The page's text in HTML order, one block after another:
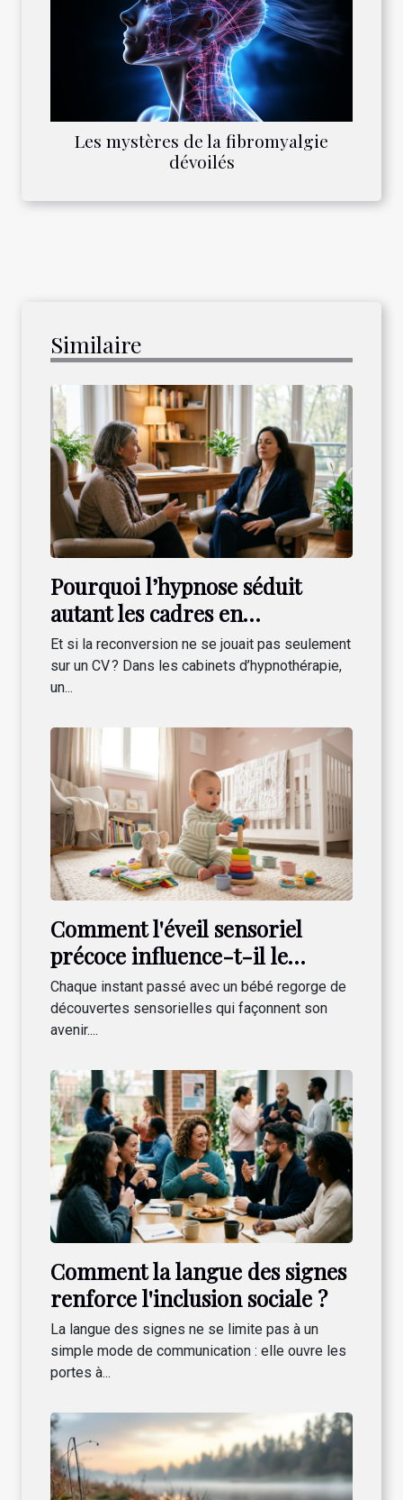
Les mystères de la fibromyalgie
dévoilés
Similaire
Pourquoi l’hypnose séduit
autant les cadres en
reconversion professionnelle
Et si la reconversion ne se jouait pas seulement
sur un CV ? Dans les cabinets d’hypnothérapie,
un...
Comment l'éveil sensoriel
précoce influence-t-il le
développement infantile ?
Chaque instant passé avec un bébé regorge de
découvertes sensorielles qui façonnent son
avenir....
Comment la langue des signes
renforce l'inclusion sociale ?
La langue des signes ne se limite pas à un
simple mode de communication : elle ouvre les
portes à...